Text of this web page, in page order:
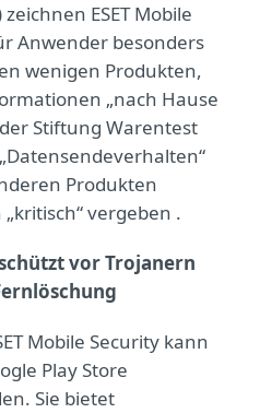
ESET Mobile
Anwender besonders
wenigen Produkten,
„nach Hause
Stiftung Warentest
Produkten
vergeben .
vor Trojanern
Mobile Security kann
Play Store
Sie bietet